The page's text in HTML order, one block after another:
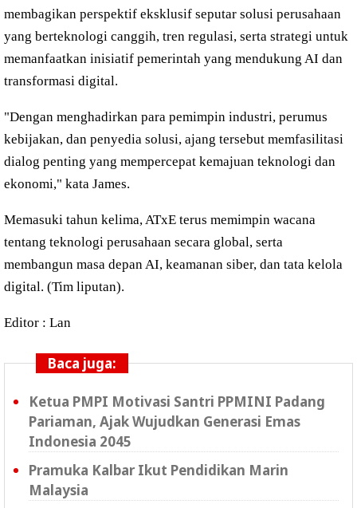
membagikan perspektif eksklusif seputar solusi perusahaan
yang berteknologi canggih, tren regulasi, serta strategi untuk
memanfaatkan inisiatif pemerintah yang mendukung AI dan
transformasi digital.
"Dengan menghadirkan para pemimpin industri, perumus
kebijakan, dan penyedia solusi, ajang tersebut memfasilitasi
dialog penting yang mempercepat kemajuan teknologi dan
ekonomi," kata James.
Memasuki tahun kelima, ATxE terus memimpin wacana
tentang teknologi perusahaan secara global, serta
membangun masa depan AI, keamanan siber, dan tata kelola
digital. (Tim liputan).
Editor : Lan
Baca juga:
Ketua PMPI Motivasi Santri PPMINI Padang
Pariaman, Ajak Wujudkan Generasi Emas
Indonesia 2045
Pramuka Kalbar Ikut Pendidikan Marin
Malaysia